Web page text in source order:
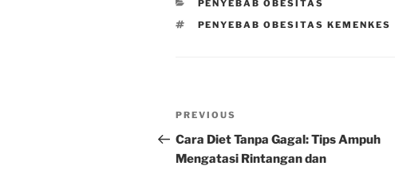
CATEGORIES
PENYEBAB OBESITAS
TAGS
PENYEBAB OBESITAS KEMENKES
Post
navigation
Previous
Post
PREVIOUS
Cara Diet Tanpa Gagal: Tips Ampuh
Mengatasi Rintangan dan